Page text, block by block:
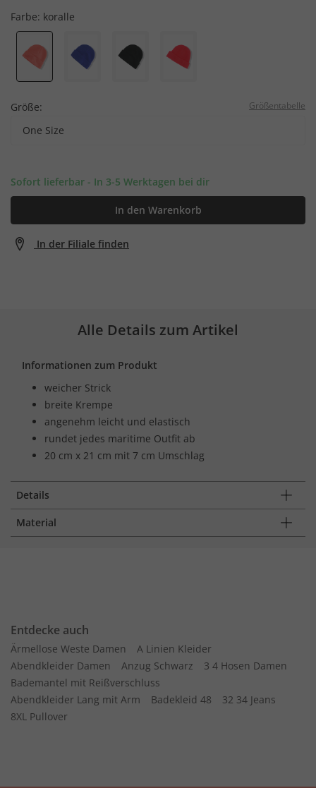
Farbe: koralle
Größe: Größentabelle
One Size
Sofort lieferbar - In 3-5 Werktagen bei dir
In den Warenkorb
In der Filiale finden
Alle Details zum Artikel
Informationen zum Produkt
weicher Strick
breite Krempe
angenehm leicht und elastisch
rundet jedes maritime Outfit ab
20 cm x 21 cm mit 7 cm Umschlag
Details
Material
Entdecke auch
Ärmellose Weste Damen
A Linien Kleider
Abendkleider Damen
Anzug Schwarz
3 4 Hosen Damen
Bademantel mit Reißverschluss
Abendkleider Lang mit Arm
Badekleid 48
32 34 Jeans
8XL Pullover